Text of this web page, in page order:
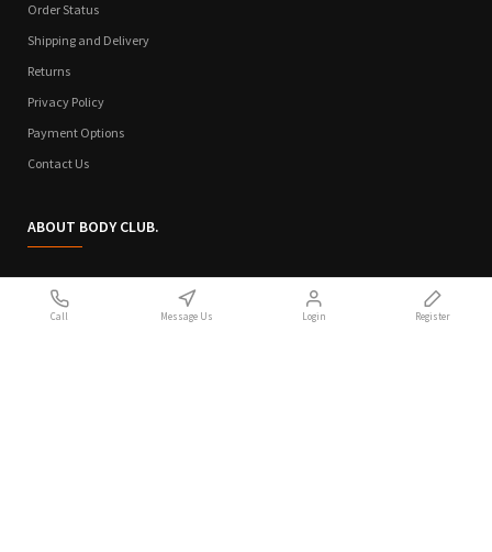
Order Status
Shipping and Delivery
Returns
Privacy Policy
Payment Options
Contact Us
ABOUT BODY CLUB.
Call Message Us Login Register